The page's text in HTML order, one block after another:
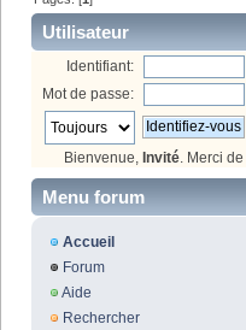
Utilisateur
Identifiant:
Mot de passe:
Bienvenue, Invité. Merci de
Menu forum
Accueil
Forum
Aide
Rechercher